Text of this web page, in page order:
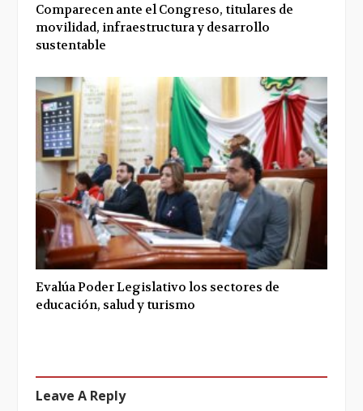
Comparecen ante el Congreso, titulares de
movilidad, infraestructura y desarrollo
sustentable
Evalúa Poder Legislativo los sectores de
educación, salud y turismo
Leave A Reply